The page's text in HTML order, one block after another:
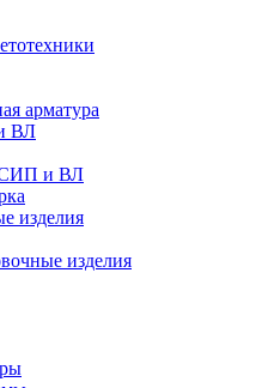
арматура
ВЛ
СИП и ВЛ
изделия
изделия